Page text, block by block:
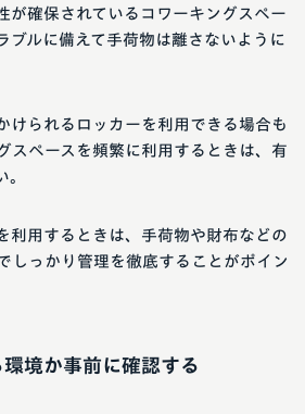
が確保されているコワーキングスペー
ブルに備えて手荷物は離さないように
けられるロッカーを利用できる場合も
スペースを頻繁に利用するときは、有
。
利用するときは、手荷物や財布などの
しっかり管理を徹底することがポイン
境か事前に確認する